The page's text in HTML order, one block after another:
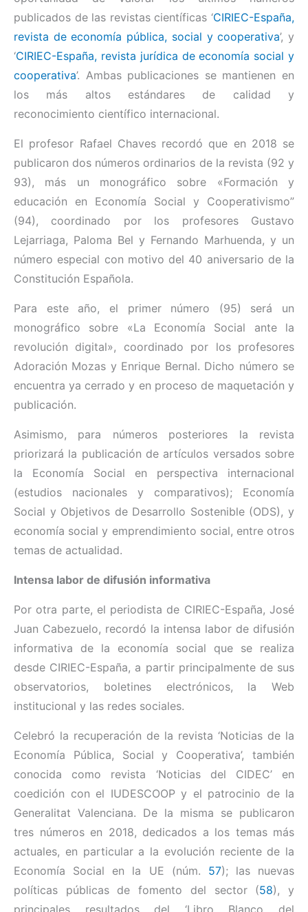
publicados de las revistas científicas ‘CIRIEC-España,
revista de economía pública, social y cooperativa’, y
‘CIRIEC-España, revista jurídica de economía social y
cooperativa’. Ambas publicaciones se mantienen en
los más altos estándares de calidad y
reconocimiento científico internacional.
El profesor Rafael Chaves recordó que en 2018 se
publicaron dos números ordinarios de la revista (92 y
93), más un monográfico sobre «Formación y
educación en Economía Social y Cooperativismo”
(94), coordinado por los profesores Gustavo
Lejarriaga, Paloma Bel y Fernando Marhuenda, y un
número especial con motivo del 40 aniversario de la
Constitución Española.
Para este año, el primer número (95) será un
monográfico sobre «La Economía Social ante la
revolución digital», coordinado por los profesores
Adoración Mozas y Enrique Bernal. Dicho número se
encuentra ya cerrado y en proceso de maquetación y
publicación.
Asimismo, para números posteriores la revista
priorizará la publicación de artículos versados sobre
la Economía Social en perspectiva internacional
(estudios nacionales y comparativos); Economía
Social y Objetivos de Desarrollo Sostenible (ODS), y
economía social y emprendimiento social, entre otros
temas de actualidad.
Intensa labor de difusión informativa
Por otra parte, el periodista de CIRIEC-España, José
Juan Cabezuelo, recordó la intensa labor de difusión
informativa de la economía social que se realiza
desde CIRIEC-España, a partir principalmente de sus
observatorios, boletines electrónicos, la Web
institucional y las redes sociales.
Celebró la recuperación de la revista ‘Noticias de la
Economía Pública, Social y Cooperativa’, también
conocida como revista ‘Noticias del CIDEC’ en
coedición con el IUDESCOOP y el patrocinio de la
Generalitat Valenciana. De la misma se publicaron
tres números en 2018, dedicados a los temas más
actuales, en particular a la evolución reciente de la
Economía Social en la UE (núm. 57); las nuevas
políticas públicas de fomento del sector (58), y